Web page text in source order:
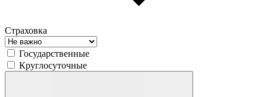
Страховка
Государственные
Круглосуточные